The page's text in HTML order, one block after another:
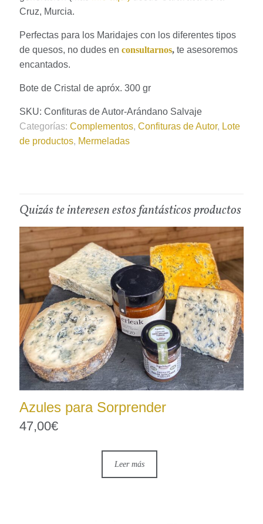
Cruz, Murcia.
Perfectas para los Maridajes con los diferentes tipos
de quesos, no dudes en consultarnos, te asesoremos
encantados.
Bote de Cristal de apróx. 300 gr
SKU: Confituras de Autor-Arándano Salvaje
Categorías: Complementos, Confituras de Autor, Lote
de productos, Mermeladas
Quizás te interesen estos fantásticos productos
Azules para Sorprender
47,00€
Leer más